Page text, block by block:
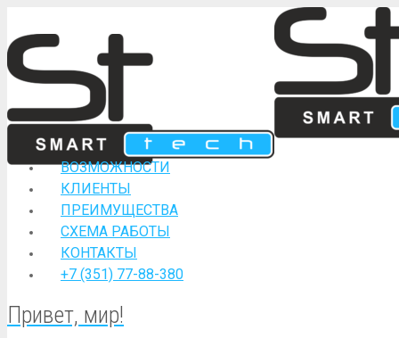
ВОЗМОЖНОСТИ
КЛИЕНТЫ
ПРЕИМУЩЕСТВА
СХЕМА РАБОТЫ
КОНТАКТЫ
+7 (351) 77-88-380
Привет, мир!